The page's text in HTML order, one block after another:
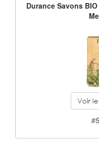
Durance Savons